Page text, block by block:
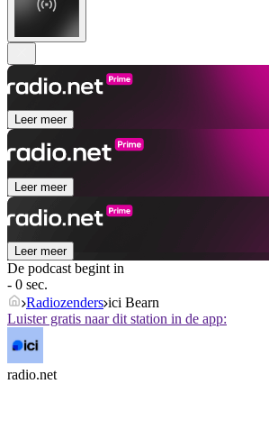
Leer meer
Leer meer
Leer meer
De podcast begint in
- 0 sec.
Radiozenders ici Bearn
Luister gratis naar dit station in de app:
radio.net